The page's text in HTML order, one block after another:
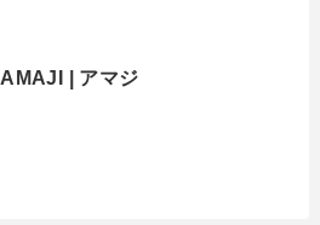
AMAJI | アマジ